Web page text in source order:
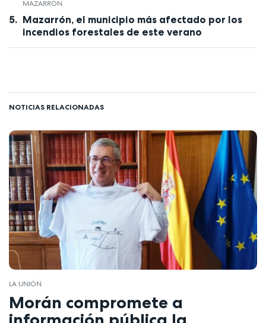
MAZARRÓN
Mazarrón, el municipio más afectado por los
incendios forestales de este verano
NOTICIAS RELACIONADAS
LA UNIÓN
Morán compromete a